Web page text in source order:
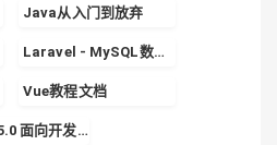
Java从入门到放弃
Laravel - MySQL数据库的使用详解
Vue教程文档
Android 5.0 面向开发者的 Material Design